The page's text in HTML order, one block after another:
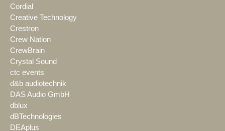
Cordial
Creative Technology
Crestron
Crew Nation
CrewBrain
Crystal Sound
ctc events
d&b audiotechnik
DAS Audio GmbH
dblux
dBTechnologies
DEAplus